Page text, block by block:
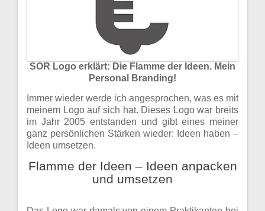
SOR Logo erklärt: Die Flamme der Ideen. Mein
Personal Branding!
Immer wieder werde ich angesprochen, was es mit
meinem Logo auf sich hat. Dieses Logo war breits
im Jahr 2005 entstanden und gibt eines meiner
ganz persönlichen Stärken wieder: Ideen haben –
Ideen umsetzen.
Flamme der Ideen – Ideen anpacken
und umsetzen